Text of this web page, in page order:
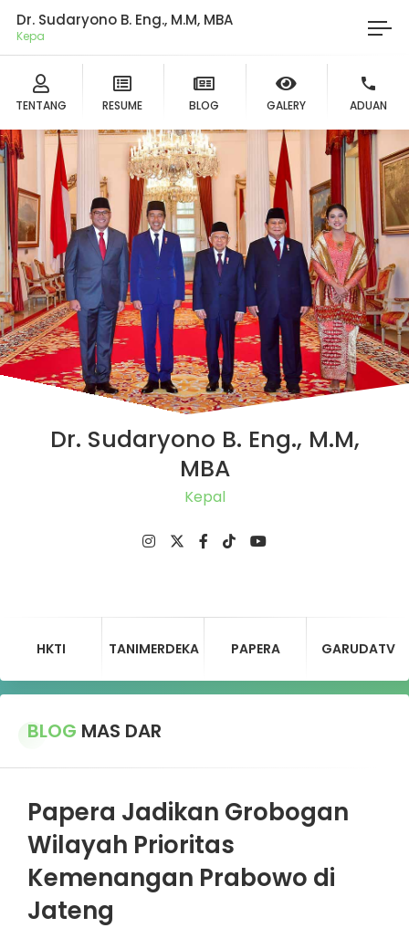
Dr. Sudaryono B. Eng., M.M, MBA
Ketua
TENTANG RESUME BLOG GALERY ADUAN
Dr. Sudaryono B. Eng., M.M,
MBA
Ketua
HKTI TANIMERDEKA PAPERA GARUDATV
BLOG MAS DAR
Papera Jadikan Grobogan
Wilayah Prioritas
Kemenangan Prabowo di
Jateng